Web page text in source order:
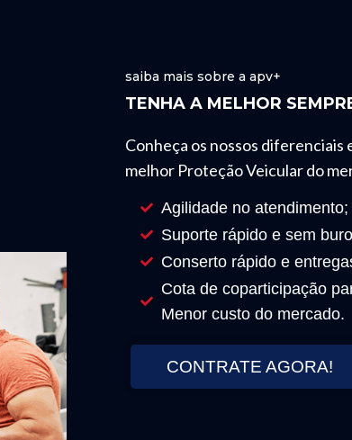
saiba mais sobre a apv+
TENHA A MELHOR
Conheça os nossos diferenciais
melhor Proteção Veicular do
Agilidade no atendimento;
Suporte rápido e sem
Conserto rápido e
Cota de coparticipação
Menor custo do mercado.
CONTRATE AGORA!